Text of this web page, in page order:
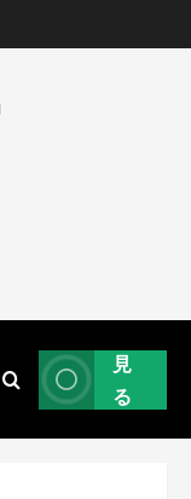
見
る